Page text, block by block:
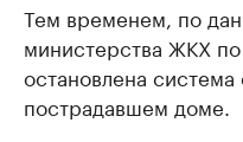
Тем временем, по
министерства ЖКХ
остановлена система
пострадавшем доме.